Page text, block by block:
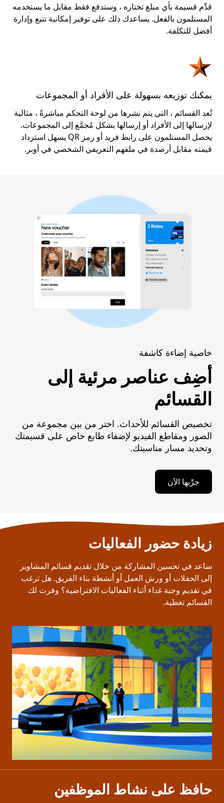
قدِّم قسيمة بأي مبلغ تختاره ، وستدفع فقط مقابل ما يستخدمه
المستلمون بالفعل. يساعدك ذلك على توفير إمكانية تتبع وإدارة
أفضل للتكلفة.
يمكنك توزيعه بسهولة على الأفراد أو المجموعات
تُعد القسائم ، التي يتم نشرها من لوحة التحكم مباشرةً ، مثالية
لإرسالها إلى الأفراد أو إرسالها بشكل مُجمَّع إلى المجموعات.
يحصل المستلمون على رابط فريد أو رمز QR يسهل استرداد
قيمته مقابل أرصدة في ملفهم التعريفي الشخصي في أوبر.
خاصية إضاءة كاشفة
أضِف عناصر مرئية إلى
القسائم
تخصيص القسائم للأحداث. اختر من بين مجموعة من
الصور ومقاطع الفيديو لإضفاء طابع خاص على قسيمتك
وتحديد مسار مناسبتك.
جرِّبها الآن
زيادة حضور الفعاليات
ساعد في تحسين المشاركة من خلال تقديم قسائم المشاوير
إلى الحفلات أو ورش العمل أو أنشطة بناء الفريق. هل ترغب
في تقديم وجبة غداء أثناء الفعاليات الافتراضية؟ وفرت لك
القسائم تغطية.
حافظ على نشاط الموظفين